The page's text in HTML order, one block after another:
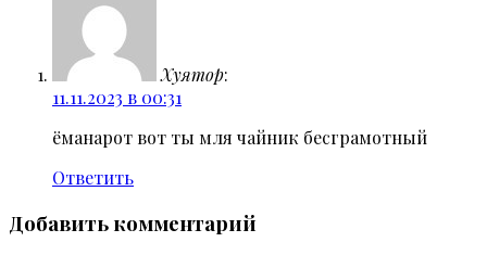
Хуятор:
11.11.2023 в 00:31
ёманарот вот ты мля чайник бесграмотный
Ответить
Добавить комментарий